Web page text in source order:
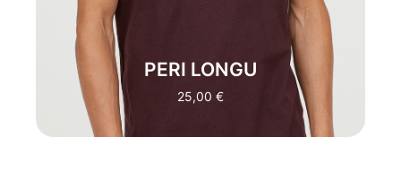
PERI LONGU
25,00 €
MONDANITÀ.
"PIEDE
LUNGO"
(UNA PERSONA CHE AMA
STARE SEMPRE FUORI CASA)